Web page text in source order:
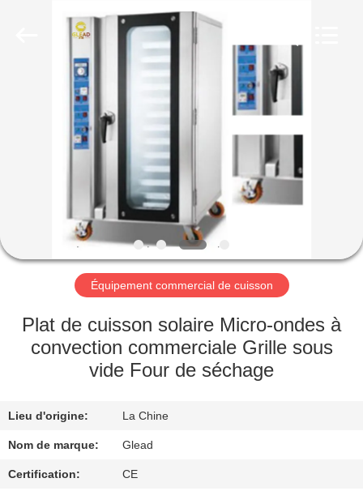
MAISON
PRODUITS
VIDÉOS
SPECTACLE
VR
PROPOS
DE
NOUS
Équipement commercial de cuisson
Plat de cuisson solaire Micro-ondes à
convection commerciale Grille sous
vide Four de séchage
Lieu d'origine: La Chine
Nom de marque: Glead
Certification: CE